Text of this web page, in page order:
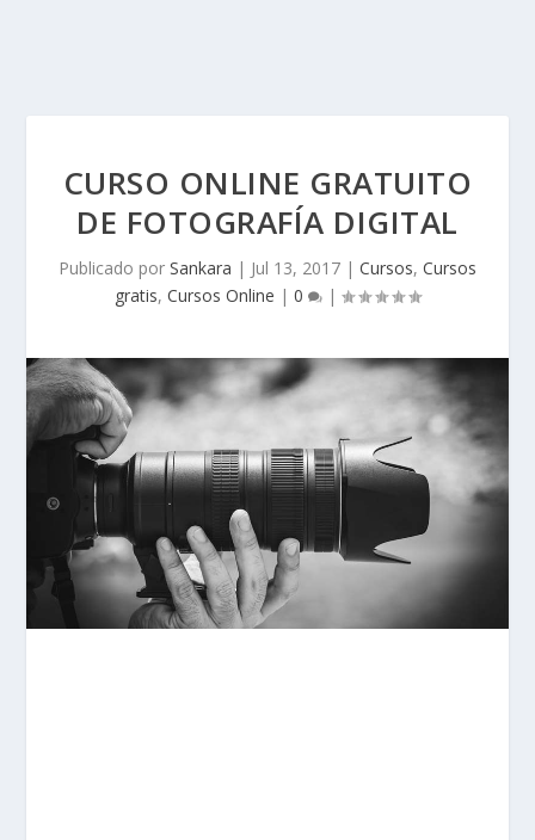
CURSO ONLINE GRATUITO
DE FOTOGRAFÍA DIGITAL
Publicado por Sankara | Jul 13, 2017 | Cursos, Cursos
gratis, Cursos Online | 0 |